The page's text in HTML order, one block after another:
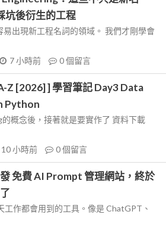
坑後衍生的工程
出現新工程名詞的領域。 我們才剛學會
7 小時前 0個留言
Z [2026] ] 學習筆記 Day3 Data
Python
概念後，接著就是要實作了 資料下載
10 小時前 0個留言
發 免費 AI Prompt 管理網站，終於
工作都會用到的工具。像是 ChatGPT、